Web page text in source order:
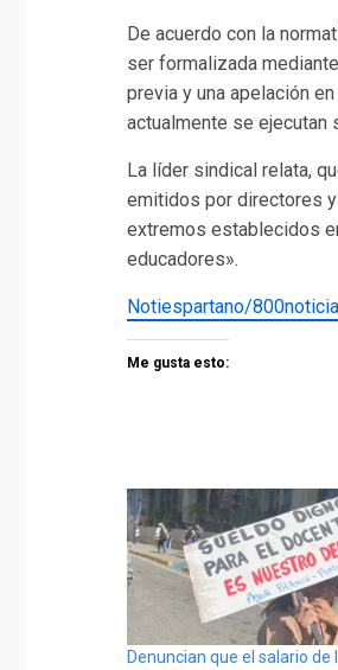
De acuerdo con la
ser formalizada
previa y una apelación
actualmente se
La líder sindical relata,
emitidos por directores
extremos establecidos
educadores».
Notiespartano/
Me gusta esto:
Denuncian que el salario de